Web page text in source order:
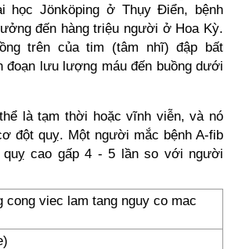
học Jönköping ở Thụy Điển, bệnh
đến hàng triệu người ở Hoa Kỳ.
trên của tim (tâm nhĩ) đập bất
đoạn lưu lượng máu đến buồng dưới
là tạm thời hoặc vĩnh viễn, và nó
đột quỵ. Một người mắc bệnh A-fib
cao gấp 4 - 5 lần so với người